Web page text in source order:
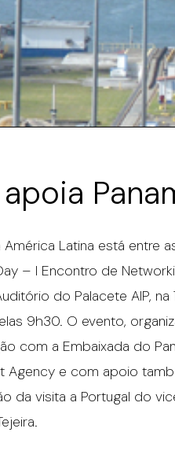
Latina está entre
– I Encontro de
do Palacete AIP,
9h30. O evento,
com a Embaixada do
Agency e com apoio
da visita a Portugal do